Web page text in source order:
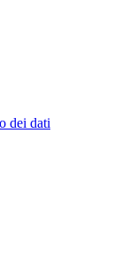
dei dati